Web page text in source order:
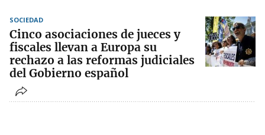
SOCIEDAD
Cinco asociaciones de jueces y
fiscales llevan a Europa su
rechazo a las reformas judiciales
del Gobierno español